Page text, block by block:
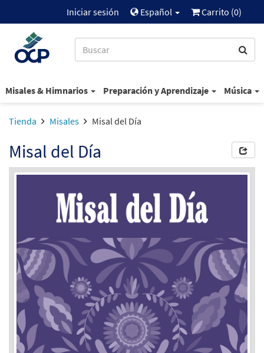
Iniciar sesión Español Carrito (0)
Misales & Himnarios Preparación y Aprendizaje Música
Tienda Misales Misal del Día
Misal del Día